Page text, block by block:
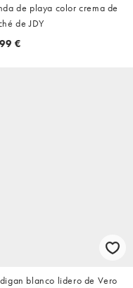
de playa color crema de
de JDY
€
blanco lidero de Vero